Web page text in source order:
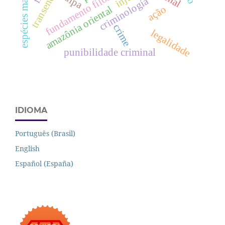
ação
crime
criminologia
amazônia oriental
punibilidade criminallegalidade
IDIOMA
Português (Brasil)
English
Español (España)